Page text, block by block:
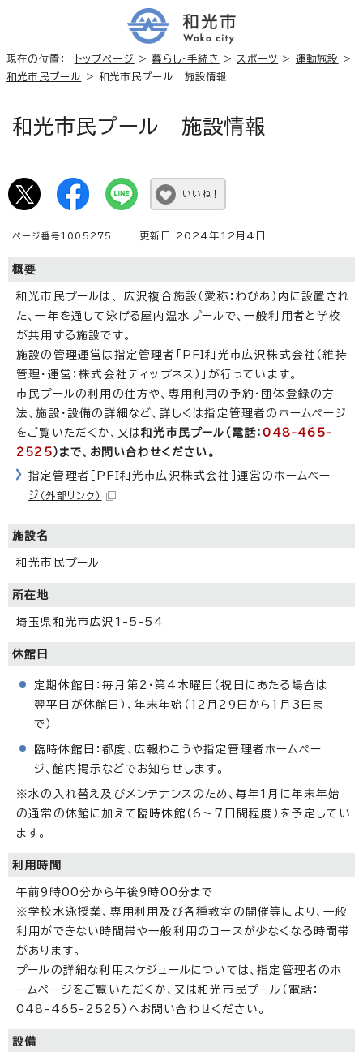
現在の位置： トップページ >暮らし・手続き > スポーツ > 運動施設
>
和光市民プール
> 和光市民プール 施設情報
和光市民プール 施設情報
いいね！
ページ番号1005275 更新日 2024年12月4日
概要
和光市民プールは、 広沢複合施設（愛称：わぴあ）内に設置され
た、一年を通して泳げる屋内温水プールで、一般利用者と学校
が共用する施設です。
施設の管理運営は指定管理者「PFI和光市広沢株式会社（維持
管理・運営：株式会社ティップネス）」が行っています。
市民プールの利用の仕方や、専用利用の予約・団体登録の方
法、施設・設備の詳細など、詳しくは指定管理者のホームページ
をご覧いただくか、又は和光市民プール（電話：048-465-
2525 ）まで、お問い合わせください。
指定管理者［PFI和光市広沢株式会社］運営のホームペー
ジ （外部リンク）
施設名
和光市民プール
所在地
埼玉県和光市広沢1-5-54
休館日
定期休館日：毎月第2・第4木曜日（祝日にあたる場合は
翌平日が休館日）、年末年始（12月29日から1月3日ま
で）
臨時休館日：都度、広報わこうや指定管理者ホームペー
ジ、館内掲示などでお知らせします。
※水の入れ替え及びメンテナンスのため、毎年1月に年末年始
の通常の休館に加えて臨時休館（6～7日間程度）を予定してい
ます。
利用時間
午前9時00分から午後9時00分まで
※学校水泳授業、専用利用及び各種教室の開催等により、一般
利用ができない時間帯や一般利用のコースが少なくなる時間帯
があります。
プールの詳細な利用スケジュールについては、指定管理者のホ
ームページをご覧いただくか、又は和光市民プール（電話：
048-465-2525）へお問い合わせください。
設備